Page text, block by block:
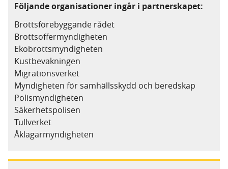
Följande organisationer ingår i partnerskapet:
Brottsförebyggande rådet
Brottsoffermyndigheten
Ekobrottsmyndigheten
Kustbevakningen
Migrationsverket
Myndigheten för samhällsskydd och beredskap
Polismyndigheten
Säkerhetspolisen
Tullverket
Åklagarmyndigheten